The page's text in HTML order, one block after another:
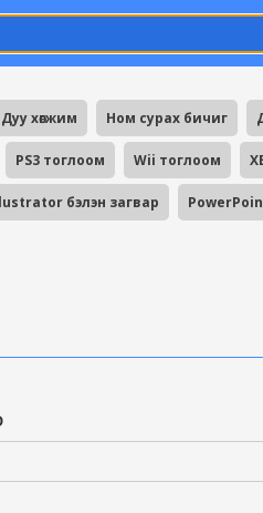
Дуу хөгжим Ном сурах бичиг
PS3 тоглоом Wii тоглоом
бэлэн загвар